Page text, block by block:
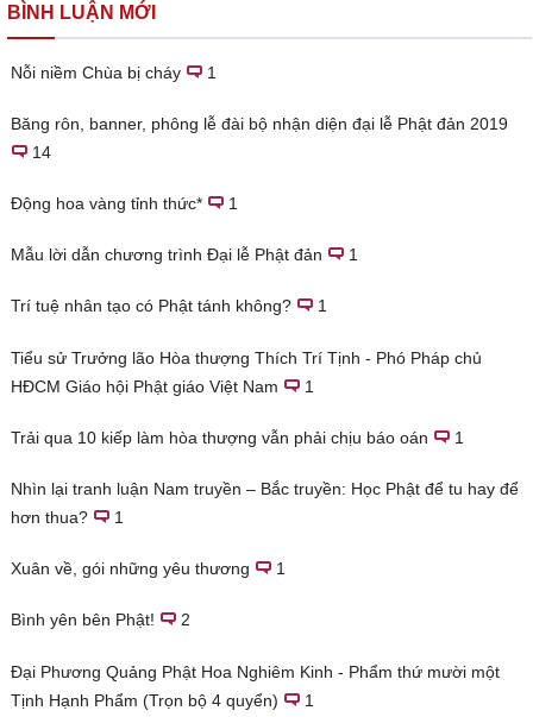
BÌNH LUẬN MỚI
Nỗi niềm Chùa bị cháy 1
Băng rôn, banner, phông lễ đài bộ nhận diện đại lễ Phật đản 2019
14
Động hoa vàng tỉnh thức* 1
Mẫu lời dẫn chương trình Đại lễ Phật đản 1
Trí tuệ nhân tạo có Phật tánh không? 1
Tiểu sử Trưởng lão Hòa thượng Thích Trí Tịnh - Phó Pháp chủ
HĐCM Giáo hội Phật giáo Việt Nam
1
Trải qua 10 kiếp làm hòa thượng vẫn phải chịu báo oán 1
Nhìn lại tranh luận Nam truyền – Bắc truyền: Học Phật để tu hay để
hơn thua?
1
Xuân về, gói những yêu thương 1
Bình yên bên Phật! 2
Đại Phương Quảng Phật Hoa Nghiêm Kinh - Phẩm thứ mười một
Tịnh Hạnh Phẩm (Trọn bộ 4 quyển)
1